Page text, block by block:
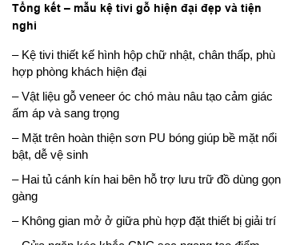
Tổng kết – mẫu kệ tivi gỗ hiện đại đẹp và tiện
nghi
– Kệ tivi thiết kế hình hộp chữ nhật, chân thấp, phù
hợp phòng khách hiện đại
– Vật liệu gỗ veneer óc chó màu nâu tạo cảm giác
ấm áp và sang trọng
– Mặt trên hoàn thiện sơn PU bóng giúp bề mặt nổi
bật, dễ vệ sinh
– Hai tủ cánh kín hai bên hỗ trợ lưu trữ đồ dùng gọn
gàng
– Không gian mở ở giữa phù hợp đặt thiết bị giải trí